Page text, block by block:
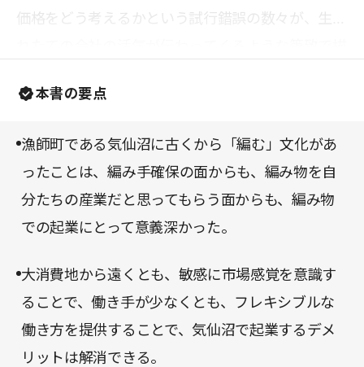
価格をどう考えるかという試行錯誤の数々が、生ま
で、働くということがどういう意味を持つのかが重
むことで、ビジネスがもたらす豊かさと感動とは何
かを学ぶことができるだろう。
本書の要点
漁師町である気仙沼に古くから「編む」文化があ
ったことは、編み手確保の面からも、編み物を自
分たちの産業だと思ってもらう面からも、編み物
での起業にとって意義深かった。
大消費地から遠くとも、敏感に市場感覚を意識す
ることで、働き手が少なくとも、フレキシブルな
働き方を提供することで、気仙沼で起業するデメ
リットは解消できる。